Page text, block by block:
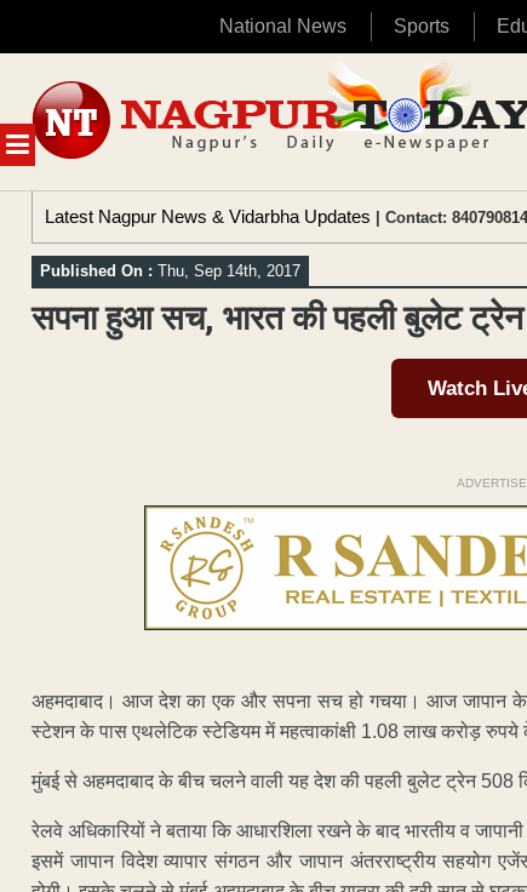
National News Sports
MENU
content
Latest Nagpur News & Vidarbha Updates | Contact:
Published On : Thu, Sep 14th, 2017
​सपना हुआ सच, भारत की ​पहली ​बुलेट ट्रेन
Watch
अहमदाबाद। आज देश का एक और सपना सच हो गचया। आज जापान के
स्टेशन के पास एथलेटिक स्टेडियम में महत्वाकांक्षी 1.08 लाख करोड़ रुपये
मुंबई से अहमदाबाद के बीच चलने वाली यह देश की पहली बुलेट ट्रेन 508
रेलवे अधिकारियों ने बताया कि आधारशिला रखने के बाद भारतीय व
इसमें जापान विदेश व्यापार संगठन और जापान अंतरराष्ट्रीय सहयोग